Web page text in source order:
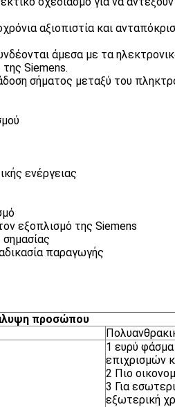
αξιοπιστία και
άμεσα με τα
Siemens.
σήματος μεταξύ του
ενέργειας
εξοπλισμό της Siemens
σημασίας
παραγωγής
προσώπου
1 ευρύ
επιχρισμών
2 Πιο
3 Για
εξωτερική